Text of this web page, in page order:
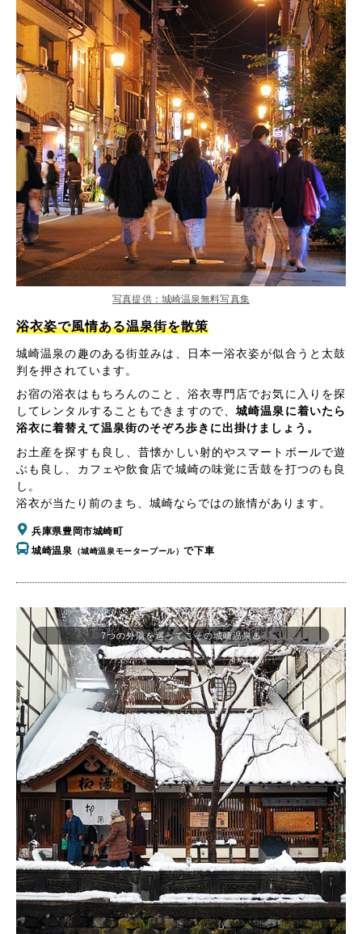
浴衣姿で風情ある温泉街を散策
城崎温泉の趣のある街並みは、日本一浴衣姿が似合うと太鼓
判を押されています。
お宿の浴衣はもちろんのこと、浴衣専門店でお気に入りを探
してレンタルすることもできますので、 城崎温泉に着いたら
浴衣に着替えて温泉街のそぞろ歩きに出掛けましょう。
お土産を探すも良し、昔懐かしい射的やスマートボールで遊
ぶも良し、カフェや飲食店で城崎の味覚に舌鼓を打つのも良
し。
浴衣が当たり前のまち、城崎ならではの旅情があります。
兵庫県豊岡市城崎町
城崎温泉 （城崎温泉モータープール）で下車
写真提供：城崎温泉無料写真集
7つの外湯を巡ってこその城崎温泉♨